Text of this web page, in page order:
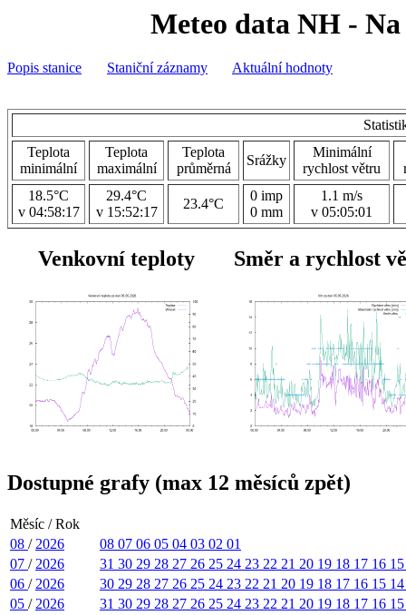
Meteo data NH - Na
Popis stanice Staniční záznamy Aktuální hodnoty
Teplota
minimální
Teplota
maximální
Teplota
průměrná
Srážky
Minimální
rychlost větru
18.5°C
v 04:58:17
29.4°C
v 15:52:17
23.4°C
0 imp
0 mm
1.1 m/s
v 05:05:01
Venkovní teploty Směr a rychlost
Dostupné grafy (max 12 měsíců zpět)
Měsíc / Rok
08 / 2026 08 07 06 05 04 03 02 01
07 / 2026 31 30 29 28 27 26 25 24 23 22 21 20 19 18 17 16
06 / 2026 30 29 28 27 26 25 24 23 22 21 20 19 18 17 16 15
05 / 2026 31 30 29 28 27 26 25 24 23 22 21 20 19 18 17 16